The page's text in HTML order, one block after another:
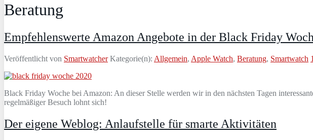
Beratung
Empfehlenswerte Amazon Angebote in der Black Friday
Veröffentlicht von Smartwatcher Kategorie(n): Allgemein, Apple Watch, Beratung, Smartwatch
Black Friday Woche bei Amazon: An dieser Stelle werden wir in den nächsten Tagen
regelmäßiger Besuch lohnt sich!
Der eigene Weblog: Anlaufstelle für smarte Aktivitäten